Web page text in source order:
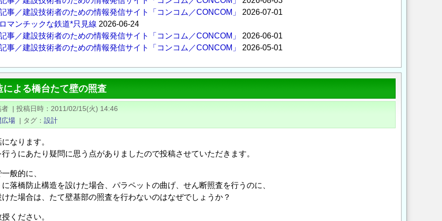
事／建設技術者のための情報発信サイト「コンコム／CONCOM」
2026-07-01
マンチックな鉄道*只見線 2026-06-24
事／建設技術者のための情報発信サイト「コンコム／CONCOM」
2026-06-01
事／建設技術者のための情報発信サイト「コンコム／CONCOM」
2026-05-01
による橋台たて壁の照査
| 投稿日時
2011/02/15(火) 14:46
場 | タグ 設計
なります。
うにあたり疑問に思う点がありましたので投稿させていただきます。
般的に、
落橋防止構造を設けた場合、パラペットの曲げ、せん断照査を行うのに、
た場合は、たて壁基部の照査を行わないのはなぜでしょうか？
ください。